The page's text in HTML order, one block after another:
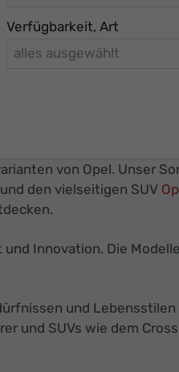
Verfügbarkeit, Art
alles ausgewählt
von Opel. Unser
und den vielseitigen SUV
Innovation. Die
und
und SUVs wie dem